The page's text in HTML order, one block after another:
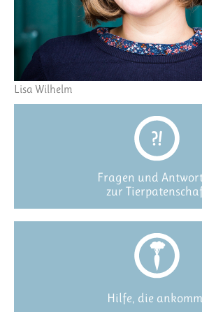
Lisa Wilhelm
Fragen und
zur
Hilfe, die